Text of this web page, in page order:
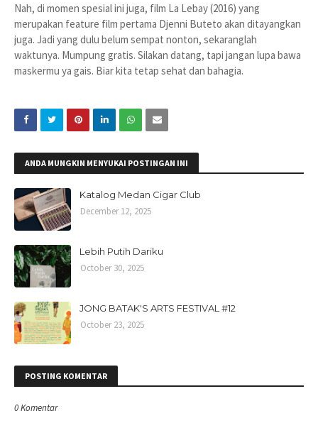
Nah, di momen spesial ini juga, film La Lebay (2016) yang
merupakan feature film pertama Djenni Buteto akan ditayangkan
juga. Jadi yang dulu belum sempat nonton, sekaranglah
waktunya. Mumpung gratis. Silakan datang, tapi jangan lupa bawa
maskermu ya gais. Biar kita tetap sehat dan bahagia.
ANDA MUNGKIN MENYUKAI POSTINGAN INI
Katalog Medan Cigar Club
December 12, 2025
Lebih Putih Dariku
October 30, 2025
JONG BATAK'S ARTS FESTIVAL #12
October 23, 2025
POSTING KOMENTAR
0 Komentar